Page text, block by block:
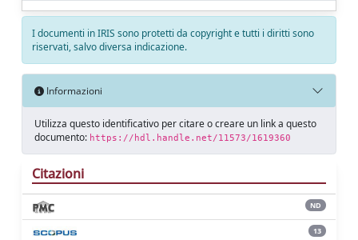
I documenti in IRIS sono protetti da copyright e tutti i diritti sono
riservati, salvo diversa indicazione.
Informazioni
Utilizza questo identificativo per citare o creare un link a questo
documento: https://hdl.handle.net/11573/1619360
Citazioni
ND
13